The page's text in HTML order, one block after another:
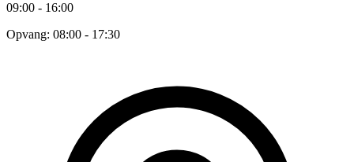
09:00 - 16:00
Opvang: 08:00 - 17:30